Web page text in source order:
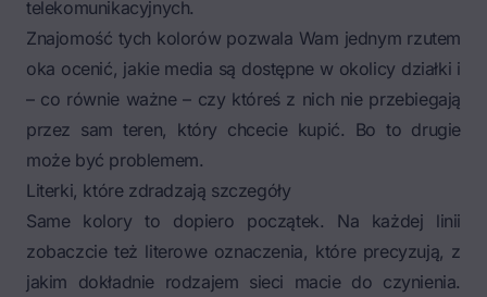
telekomunikacyjnych.
Znajomość tych kolorów pozwala Wam jednym rzutem
oka ocenić, jakie media są dostępne w okolicy działki i
– co równie ważne – czy któreś z nich nie przebiegają
przez sam teren, który chcecie kupić. Bo to drugie
może być problemem.
Literki, które zdradzają szczegóły
Same kolory to dopiero początek. Na każdej linii
zobaczcie też literowe oznaczenia, które precyzują, z
jakim dokładnie rodzajem sieci macie do czynienia.